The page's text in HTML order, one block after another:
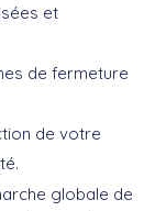
et
de fermeture
de votre
globale de